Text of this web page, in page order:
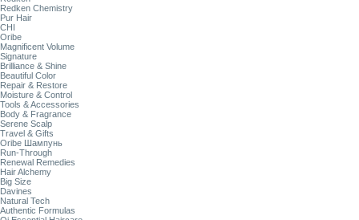
Redken Chemistry
Pur Hair
CHI
Oribe
Magnificent Volume
Signature
Brilliance & Shine
Beautiful Color
Repair & Restore
Moisture & Control
Tools & Accessories
Body & Fragrance
Serene Scalp
Travel & Gifts
Oribe Шампунь
Run-Through
Renewal Remedies
Hair Alchemy
Big Size
Davines
Natural Tech
Authentic Formulas